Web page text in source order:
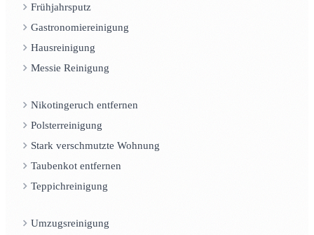
Frühjahrsputz
Gastronomiereinigung
Hausreinigung
Messie Reinigung
Nikotingeruch entfernen
Polsterreinigung
Stark verschmutzte Wohnung
Taubenkot entfernen
Teppichreinigung
Umzugsreinigung